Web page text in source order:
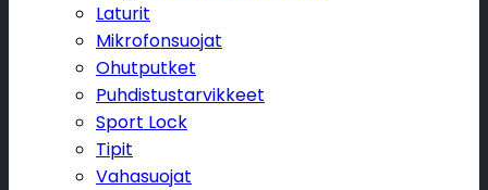
Laturit
Mikrofonsuojat
Ohutputket
Puhdistustarvikkeet
Sport Lock
Tipit
Vahasuojat